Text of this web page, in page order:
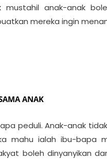
anak-anak
mereka ingin
ANAK
peduli. Anak-anak
mahu ialah ibu-bapa
boleh dinyanyikan